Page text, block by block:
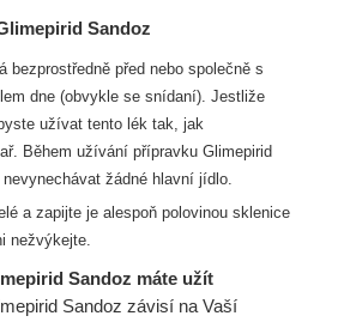
Sandoz
bezprostředně před nebo společně s
dne (obvykle se snídaní). Jestliže
užívat tento lék tak, jak
Během užívání přípravku Glimepirid
žádné hlavní jídlo.
a zapijte je alespoň polovinou sklenice
nežvýkejte.
Sandoz máte užít
Sandoz závisí na Vaší